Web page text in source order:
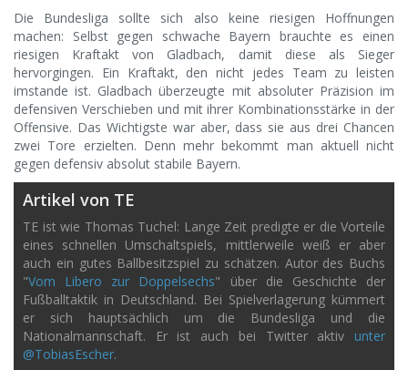
Die Bundesliga sollte sich also keine riesigen Hoffnungen
machen: Selbst gegen schwache Bayern brauchte es einen
riesigen Kraftakt von Gladbach, damit diese als Sieger
hervorgingen. Ein Kraftakt, den nicht jedes Team zu leisten
imstande ist. Gladbach überzeugte mit absoluter Präzision im
defensiven Verschieben und mit ihrer Kombinationsstärke in der
Offensive. Das Wichtigste war aber, dass sie aus drei Chancen
zwei Tore erzielten. Denn mehr bekommt man aktuell nicht
gegen defensiv absolut stabile Bayern.
Artikel von TE
TE ist wie Thomas Tuchel: Lange Zeit predigte er die Vorteile
eines schnellen Umschaltspiels, mittlerweile weiß er aber
auch ein gutes Ballbesitzspiel zu schätzen. Autor des Buchs
"Vom Libero zur Doppelsechs" über die Geschichte der
Fußballtaktik in Deutschland. Bei Spielverlagerung kümmert
er sich hauptsächlich um die Bundesliga und die
Nationalmannschaft. Er ist auch bei Twitter aktiv unter
@TobiasEscher.